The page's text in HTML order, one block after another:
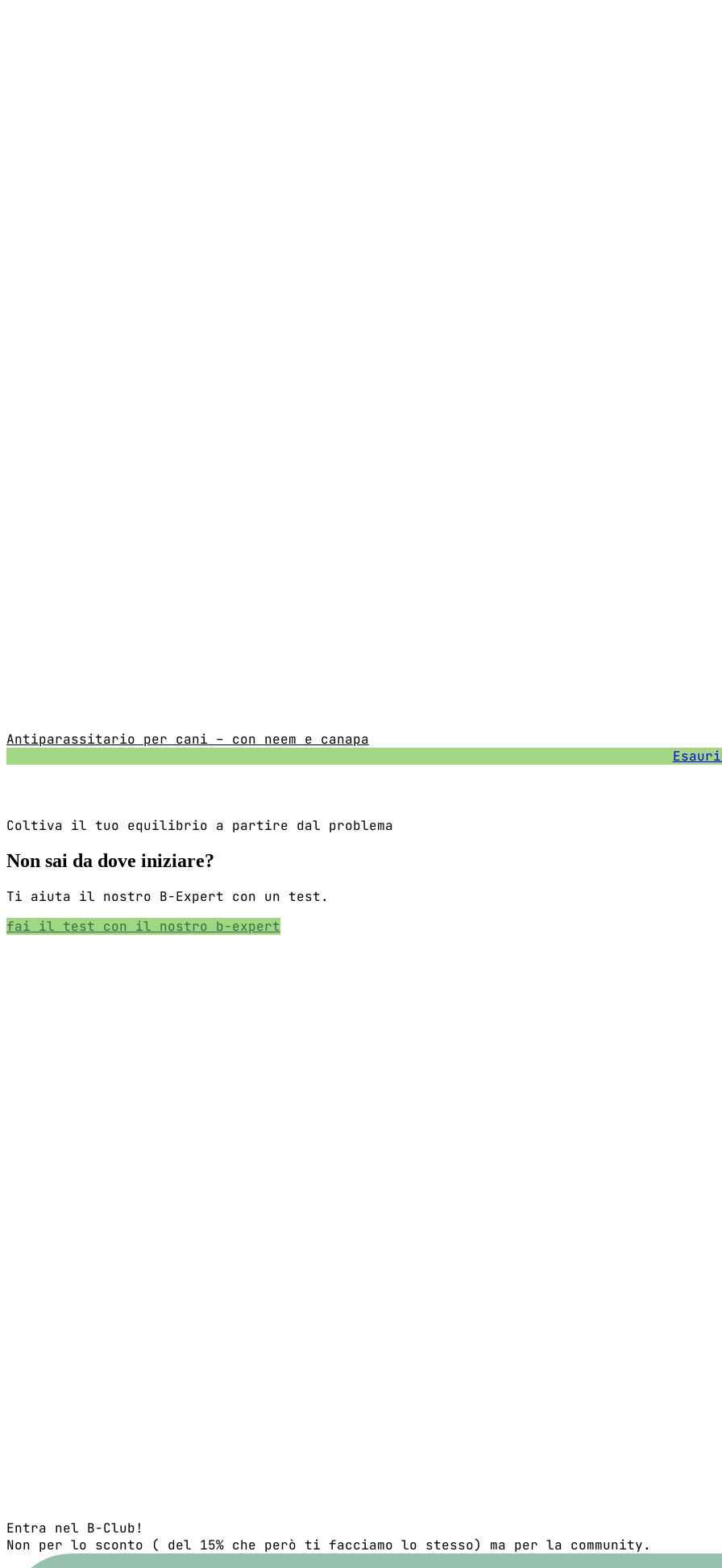
Antiparassitario per cani – con neem e canapa
Coltiva il tuo equilibrio a partire dal problema
Non sai da dove iniziare?
Ti aiuta il nostro B-Expert con un test.
fai il test con il nostro b-expert
Entra nel B-Club!
Non per lo sconto ( del 15% che però ti facciamo lo stesso) ma per la community.